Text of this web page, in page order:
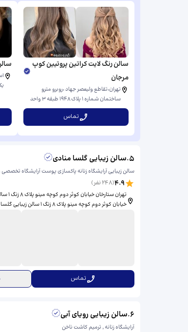
سالن رنگ لایت کراتین پروتیین کوپ
مرجان
تهران،تقاطع ولیعصر جهاد ،روبرو مترو
ساختمان شماره ۱ پلاک ۱۹۴۸ طبقه ۳ واحد
۵۴، ​روبرو مترو جهاد(تقاطع ولیعصر
واحد ۵۴
تماس
5
.سالن زیبایی گلسا منادی
سالن زیبایی آرایشگاه زنانه پاکسازی پوست آرایشگاه
4.9
(
248 نفر)
تهران
خیابان کوثر دوم کوچه مینو پلاک 8 زنگ 1 سالن زیبایی گلسا منادی
تماس
6
.سالن زیبایی رویای آبی
آرایشگاه زنانه ٬ ترمیم کاشت ناخن